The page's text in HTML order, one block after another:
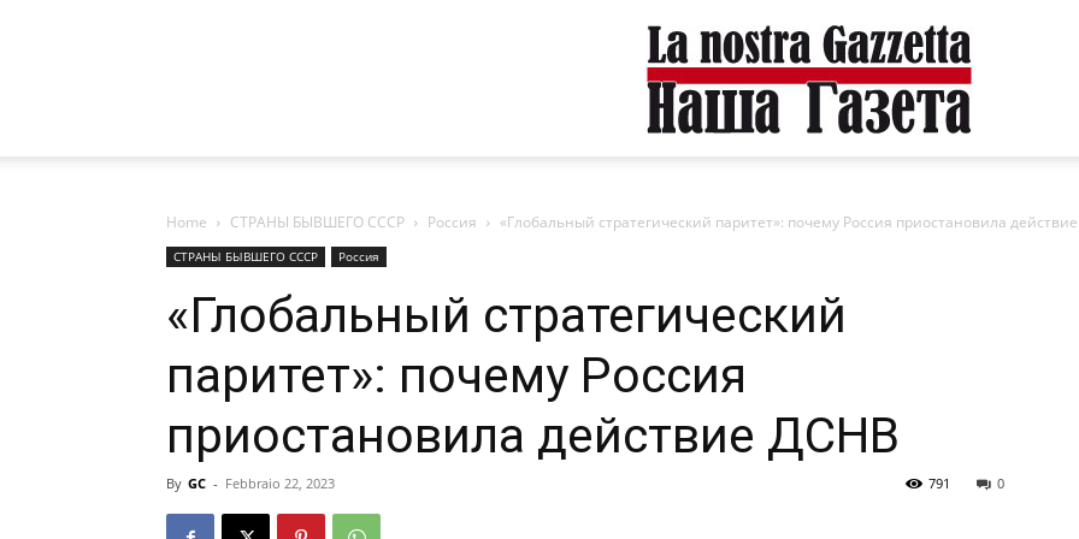
Home СТРАНЫ БЫВШЕГО СССР Россия «Глобальный стратегический паритет»: почему Россия приостановила
СТРАНЫ БЫВШЕГО СССР Россия
«Глобальный стратегический
паритет»: почему Россия
приостановила действие ДСНВ
By GC - Febbraio 22, 2023 0
791